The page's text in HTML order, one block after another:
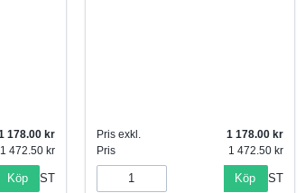
178.00
1 472.50
Köp ST
Pris exkl.
1 178.00
Pris
1 472.50
Köp ST